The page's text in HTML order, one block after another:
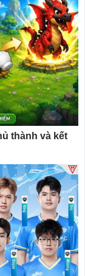
thành và kết